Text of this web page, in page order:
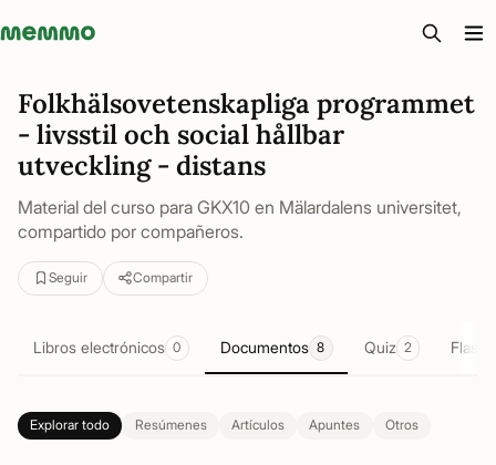
Memmo - AI-verktyg och digital kurslitteratur
Folkhälsovetenskapliga programmet
- livsstil och social hållbar
utveckling - distans
Material del curso para GKX10 en Mälardalens universitet,
compartido por compañeros.
Seguir Compartir
Libros electrónicos 0 Documentos 8 Quiz 2
Explorar todo Resúmenes Artículos Apuntes Otros